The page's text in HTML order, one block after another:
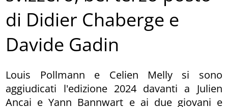
di Didier Chaberge e
Davide Gadin
Louis Pollmann e Celien Melly si sono
aggiudicati l'edizione 2024 davanti a Julien
Ancai e Yann Bannwart e ai due giovani e